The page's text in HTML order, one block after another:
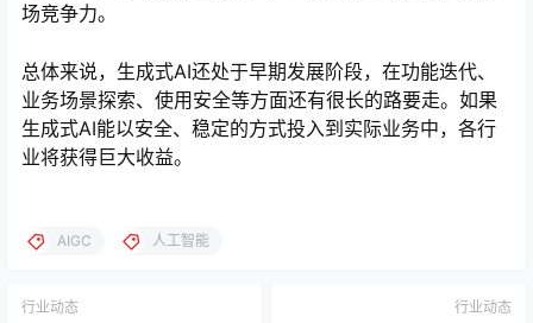
场竞争力。
总体来说，生成式AI还处于早期发展阶段，在功能迭代、
业务场景探索、使用安全等方面还有很长的路要走。如果
生成式AI能以安全、稳定的方式投入到实际业务中，各行
业将获得巨大收益。
AIGC 人工智能
行业动态 行业动态